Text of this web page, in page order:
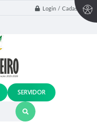
Login / Cadastro
SERVIDOR